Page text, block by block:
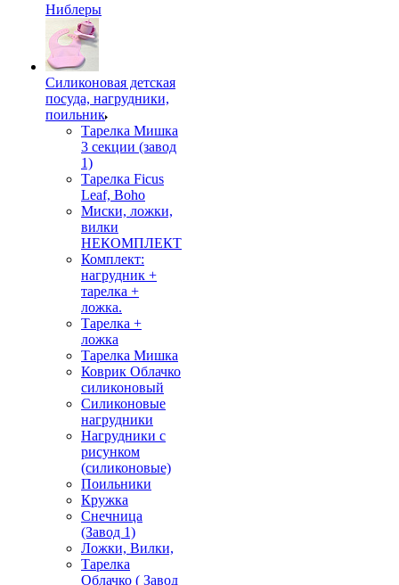
Ниблеры
Силиконовая детская
посуда, нагрудники,
поильник
Тарелка Мишка
3 секции (завод
1)
Тарелка Ficus
Leaf, Boho
Миски, ложки,
вилки
НЕКОМПЛЕКТ
Комплект:
нагрудник +
тарелка +
ложка.
Тарелка +
ложка
Тарелка Мишка
Коврик Облачко
силиконовый
Силиконовые
нагрудники
Нагрудники с
рисунком
(силиконовые)
Поильники
Кружка
Снечница
(Завод 1)
Ложки, Вилки,
Тарелка
Облачко ( Завод